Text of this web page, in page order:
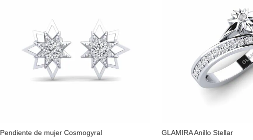
Pendiente de mujer Cosmogyral GLAMIRAAnillo Stellar